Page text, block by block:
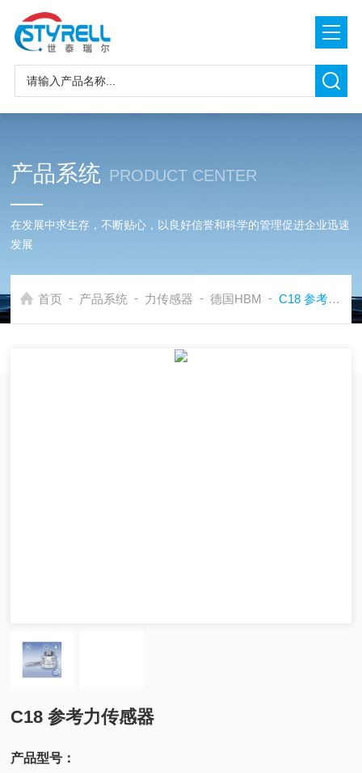
产品系统 PRODUCT CENTER
在发展中求生存，不断贴心，以良好信誉和科学的管理促进企业迅速
发展
首页 - 产品系统 - 力传感器 - 德国HBM - C18 参考力传感器
C18 参考力传感器
产品型号：